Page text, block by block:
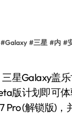
#Galaxy #三星 #内 #
版计划即可
Pro (解锁版)